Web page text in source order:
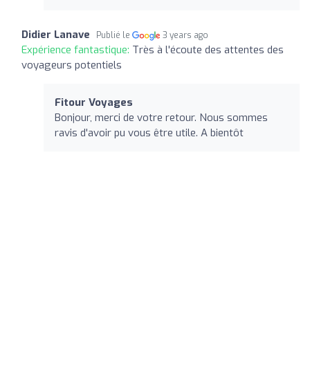
Didier Lanave Publié le 3 years ago
Expérience fantastique: Très à l'écoute des attentes des
voyageurs potentiels
Fitour Voyages
Bonjour, merci de votre retour. Nous sommes
ravis d'avoir pu vous être utile. A bientôt